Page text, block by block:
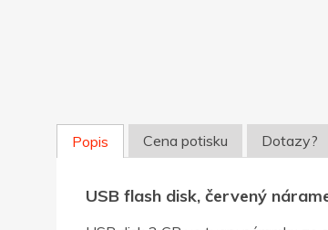
Popis Cena potisku Dotazy?
USB flash disk, červený